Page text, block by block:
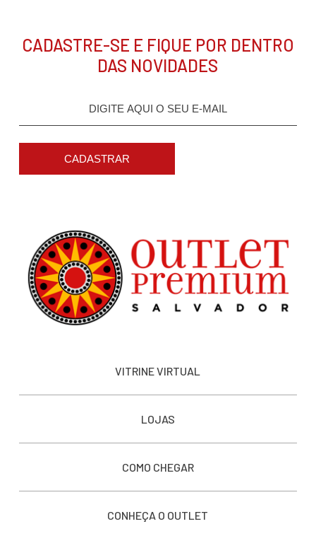
CADASTRE-SE E FIQUE POR DENTRO
DAS NOVIDADES
CADASTRAR
VITRINE VIRTUAL
LOJAS
COMO CHEGAR
CONHEÇA O OUTLET